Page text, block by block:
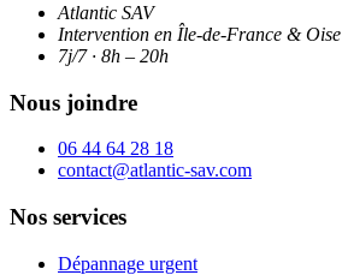
Atlantic SAV
Intervention en Île-de-France & Oise
7j/7 · 8h – 20h
Nous joindre
06 44 64 28 18
contact@atlantic-sav.com
Nos services
Dépannage urgent